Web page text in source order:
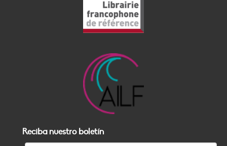
Reciba nuestro boletín